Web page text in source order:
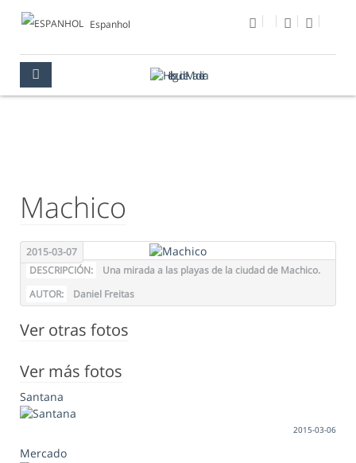
Espanhol
Machico
2015-03-07
DESCRIPCIÓN:
Una mirada a las playas de la ciudad de Machico.
AUTOR:
Daniel Freitas
Ver otras fotos
Ver más fotos
Santana
2015-03-06
Mercado